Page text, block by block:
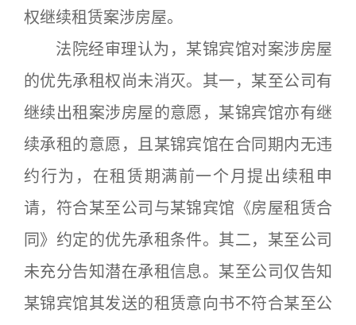
权继续租赁案涉房屋。
法院经审理认为，某锦宾馆对案涉房屋
的优先承租权尚未消灭。其一，某至公司有
继续出租案涉房屋的意愿，某锦宾馆亦有继
续承租的意愿，且某锦宾馆在合同期内无违
约行为，在租赁期满前一个月提出续租申
请，符合某至公司与某锦宾馆《房屋租赁合
同》约定的优先承租条件。其二，某至公司
未充分告知潜在承租信息。某至公司仅告知
某锦宾馆其发送的租赁意向书不符合某至公